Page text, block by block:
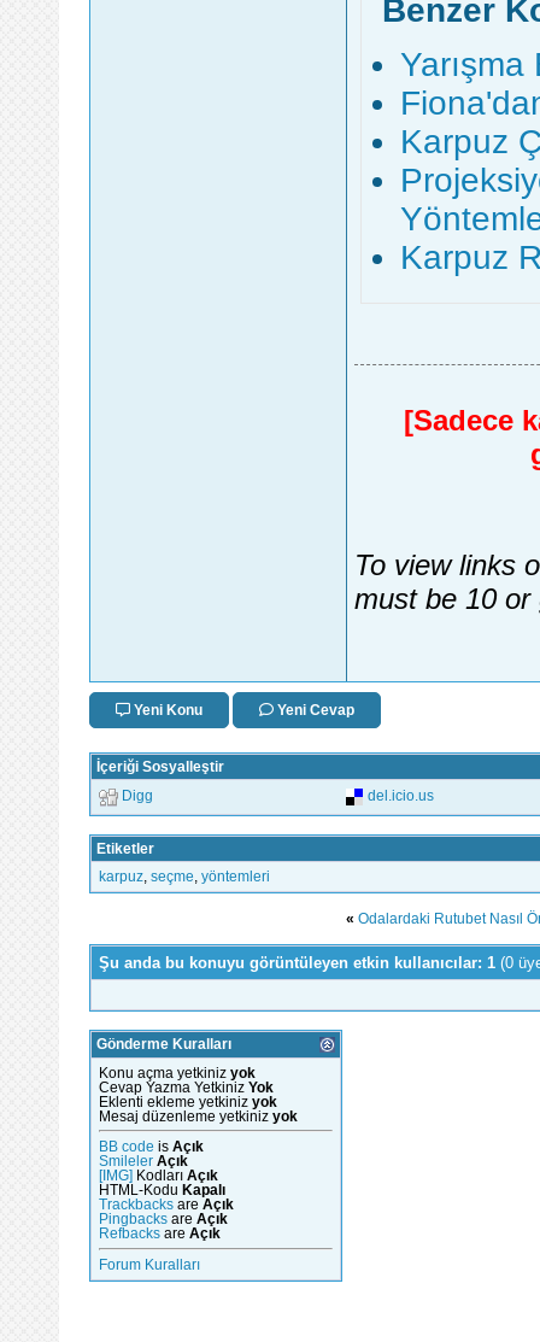
Benzer
Yarışma
Karpuz
Karpuz
[Sadece
To view links
must be 10 or
Yeni Konu Yeni Cevap
İçeriği Sosyalleştir
Digg del.icio.us
Etiketler
karpuz seçme yöntemleri
« Odalardaki Rutubet Nasıl
Şu anda bu konuyu görüntüleyen etkin kullanıcılar: 1 (0
Gönderme Kuralları
Konu açma yetkiniz yok
Cevap Yazma Yetkiniz Yok
Eklenti ekleme yetkiniz yok
Mesaj düzenleme yetkiniz yok
BB code is Açık
Smileler Açık
[IMG]
Kodları Açık
HTML-Kodu Kapalı
Trackbacks are Açık
Pingbacks are Açık
Refbacks are Açık
Forum Kuralları